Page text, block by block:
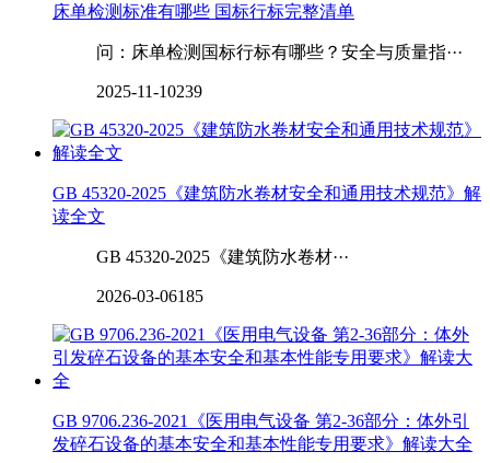
床单检测标准有哪些 国标行标完整清单
问：床单检测国标行标有哪些？安全与质量指···
2025-11-10239
GB 45320-2025《建筑防水卷材安全和通用技术规范》解
读全文
GB 45320-2025《建筑防水卷材···
2026-03-06185
GB 9706.236-2021《医用电气设备 第2-36部分：体外引
发碎石设备的基本安全和基本性能专用要求》解读大全